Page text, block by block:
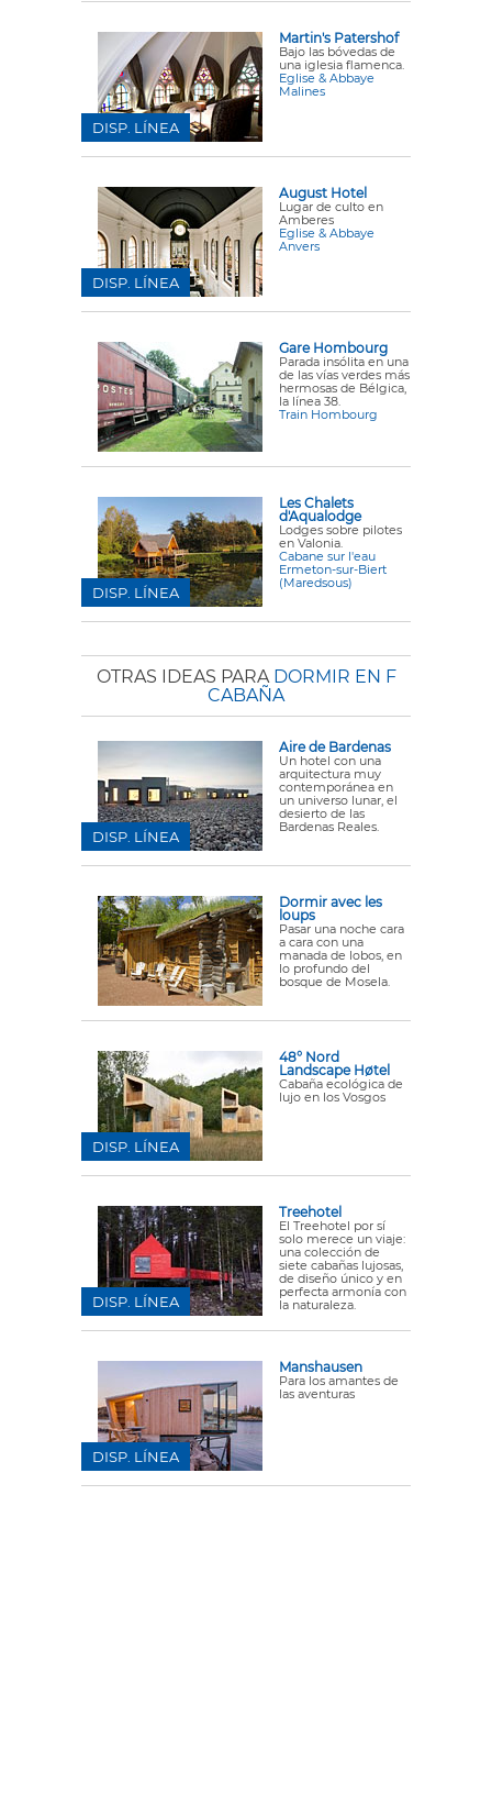
Martin's Patershof
Bajo las bóvedas de
una iglesia flamenca.
Eglise & Abbaye
Malines
DISP. LÍNEA
August Hotel
Lugar de culto en
Amberes
Eglise & Abbaye
Anvers
DISP. LÍNEA
Gare Hombourg
Parada insólita en una
de las vías verdes más
hermosas de Bélgica,
la línea 38.
Train Hombourg
Les Chalets
d'Aqualodge
Lodges sobre pilotes
en Valonia.
Cabane sur l'eau
Ermeton-sur-Biert
(Maredsous)
DISP. LÍNEA
OTRAS IDEAS PARA DORMIR EN F
CABAÑA
Aire de Bardenas
Un hotel con una
arquitectura muy
contemporánea en
un universo lunar, el
desierto de las
Bardenas Reales.
DISP. LÍNEA
Dormir avec les
loups
Pasar una noche cara
a cara con una
manada de lobos, en
lo profundo del
bosque de Mosela.
48° Nord
Landscape Høtel
Cabaña ecológica de
lujo en los Vosgos
DISP. LÍNEA
Treehotel
El Treehotel por sí
solo merece un viaje:
una colección de
siete cabañas lujosas,
de diseño único y en
perfecta armonía con
la naturaleza.
DISP. LÍNEA
Manshausen
Para los amantes de
las aventuras
DISP. LÍNEA